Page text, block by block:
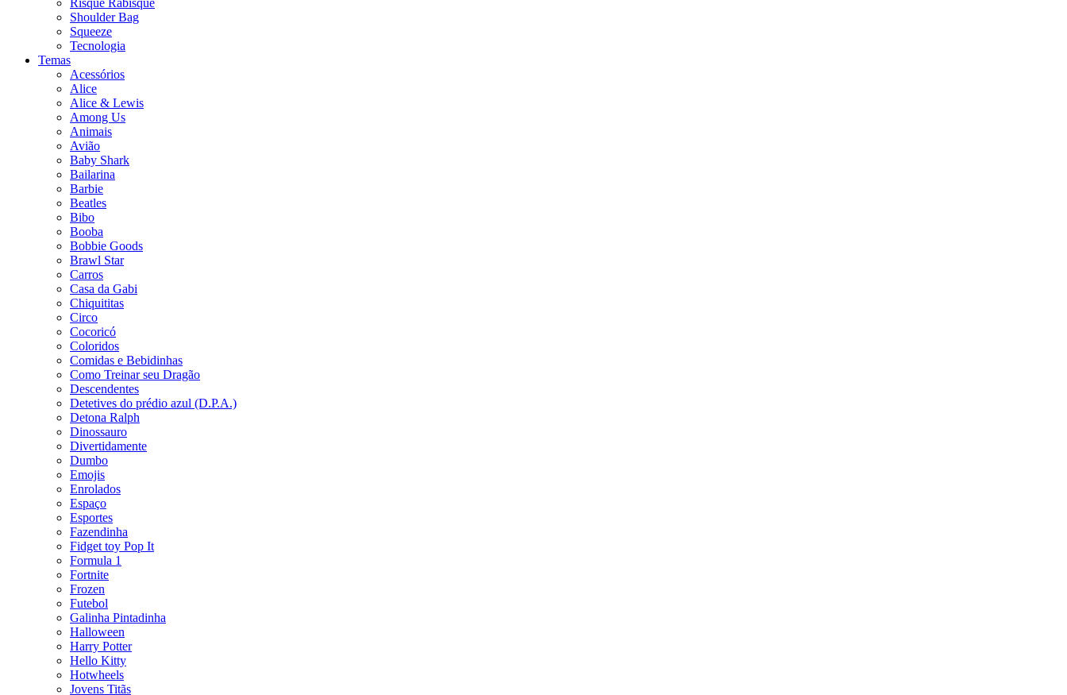
Risque Rabisque
Shoulder Bag
Squeeze
Tecnologia
Temas
Acessórios
Alice
Alice & Lewis
Among Us
Animais
Avião
Baby Shark
Bailarina
Barbie
Beatles
Bibo
Booba
Bobbie Goods
Brawl Star
Carros
Casa da Gabi
Chiquititas
Circo
Cocoricó
Coloridos
Comidas e Bebidinhas
Como Treinar seu Dragão
Descendentes
Detetives do prédio azul (D.P.A.)
Detona Ralph
Dinossauro
Divertidamente
Dumbo
Emojis
Enrolados
Espaço
Esportes
Fazendinha
Fidget toy Pop It
Formula 1
Fortnite
Frozen
Futebol
Galinha Pintadinha
Halloween
Harry Potter
Hello Kitty
Hotwheels
Jovens Titãs